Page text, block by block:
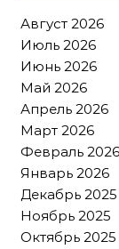
Август 2026
Июль 2026
Июнь 2026
Май 2026
Апрель 2026
Март 2026
Февраль 2026
Январь 2026
Декабрь 2025
Ноябрь 2025
Октябрь 2025